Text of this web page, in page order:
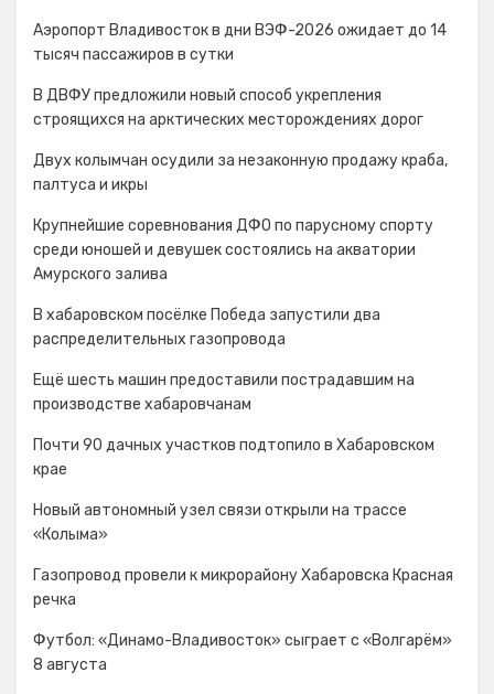
Аэропорт Владивосток в дни ВЭФ-2026 ожидает до 14
тысяч пассажиров в сутки
В ДВФУ предложили новый способ укрепления
строящихся на арктических месторождениях дорог
Двух колымчан осудили за незаконную продажу краба,
палтуса и икры
Крупнейшие соревнования ДФО по парусному спорту
среди юношей и девушек состоялись на акватории
Амурского залива
В хабаровском посёлке Победа запустили два
распределительных газопровода
Ещё шесть машин предоставили пострадавшим на
производстве хабаровчанам
Почти 90 дачных участков подтопило в Хабаровском
крае
Новый автономный узел связи открыли на трассе
«Колыма»
Газопровод провели к микрорайону Хабаровска Красная
речка
Футбол: «Динамо-Владивосток» сыграет с «Волгарём»
8 августа